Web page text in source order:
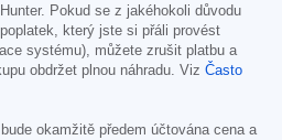
Pokud se z jakéhokoli důvodu
který jste si přáli provést
systému), můžete zrušit platbu a
obdržet plnou náhradu. Viz Často
okamžitě předem účtována cena a